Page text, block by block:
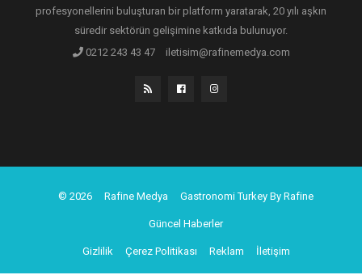
profesyonellerini buluşturan bir platform yaratarak, 20 yılı aşkın
süredir sektörün gelişimine katkıda bulunuyor.
0212 243 43 47
iletisim@rafinemedya.com
© 2026 Rafine Medya Gastronomi Turkey By Rafine
Güncel Haberler
Gizlilik Çerez Politikası Reklam İletişim